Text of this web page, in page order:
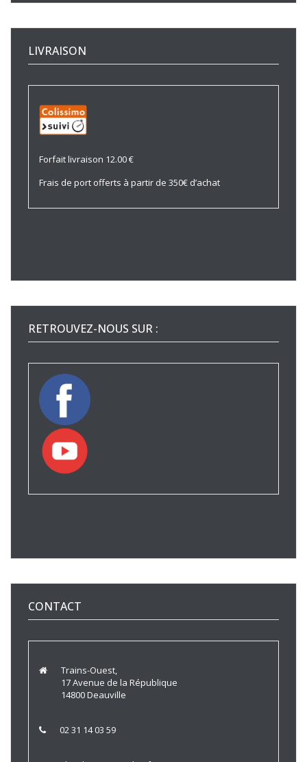
LIVRAISON
Forfait livraison 12.00 €
Frais de port offerts à partir de 350€ d’achat
RETROUVEZ-NOUS SUR :
CONTACT
Trains-Ouest,
17 Avenue de la République
14800 Deauville
02 31 14 03 59